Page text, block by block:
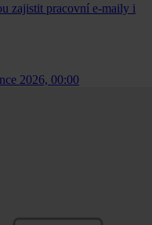
zajistit pracovní e-maily i
2026, 00:00